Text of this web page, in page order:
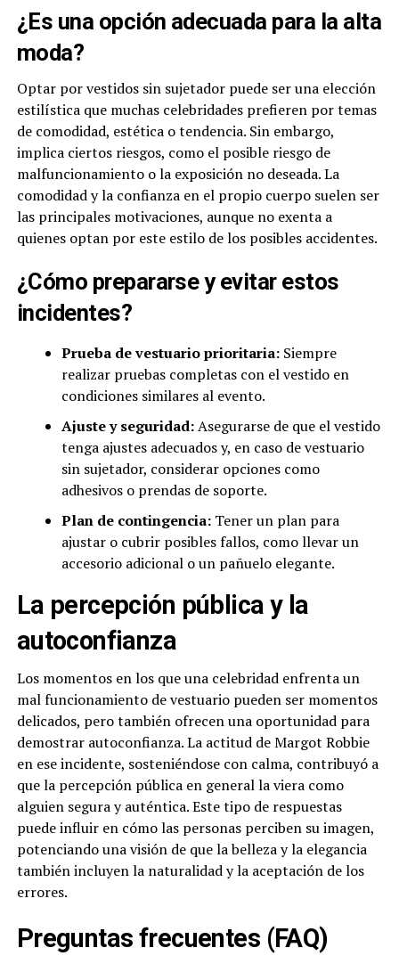
¿Es una opción adecuada para la alta
moda?
Optar por vestidos sin sujetador puede ser una elección
estilística que muchas celebridades prefieren por temas
de comodidad, estética o tendencia. Sin embargo,
implica ciertos riesgos, como el posible riesgo de
malfuncionamiento o la exposición no deseada. La
comodidad y la confianza en el propio cuerpo suelen ser
las principales motivaciones, aunque no exenta a
quienes optan por este estilo de los posibles accidentes.
¿Cómo prepararse y evitar estos
incidentes?
Prueba de vestuario prioritaria:Siempre
realizar pruebas completas con el vestido en
condiciones similares al evento.
Ajuste y seguridad:Asegurarse de que el vestido
tenga ajustes adecuados y, en caso de vestuario
sin sujetador, considerar opciones como
adhesivos o prendas de soporte.
Plan de contingencia:Tener un plan para
ajustar o cubrir posibles fallos, como llevar un
accesorio adicional o un pañuelo elegante.
La percepción pública y la
autoconfianza
Los momentos en los que una celebridad enfrenta un
mal funcionamiento de vestuario pueden ser momentos
delicados, pero también ofrecen una oportunidad para
demostrar autoconfianza. La actitud de Margot Robbie
en ese incidente, sosteniéndose con calma, contribuyó a
que la percepción pública en general la viera como
alguien segura y auténtica. Este tipo de respuestas
puede influir en cómo las personas perciben su imagen,
potenciando una visión de que la belleza y la elegancia
también incluyen la naturalidad y la aceptación de los
errores.
Preguntas frecuentes (FAQ)